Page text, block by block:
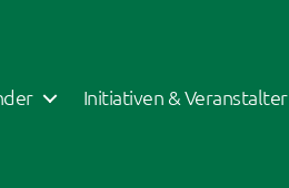
Initiativen & Veranstalter